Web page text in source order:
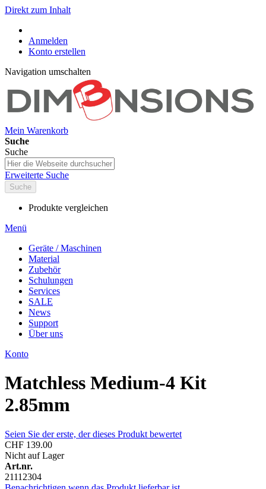
Direkt zum Inhalt
Anmelden
Konto erstellen
Navigation umschalten
Mein Warenkorb
Suche
Suche
Erweiterte Suche
Suche
Produkte vergleichen
Menü
Geräte / Maschinen
Material
Zubehör
Schulungen
Services
SALE
News
Support
Über uns
Konto
Matchless Medium-4 Kit
2.85mm
Seien Sie der erste, der dieses Produkt bewertet
CHF 139.00
Nicht auf Lager
Art.nr.
21112304